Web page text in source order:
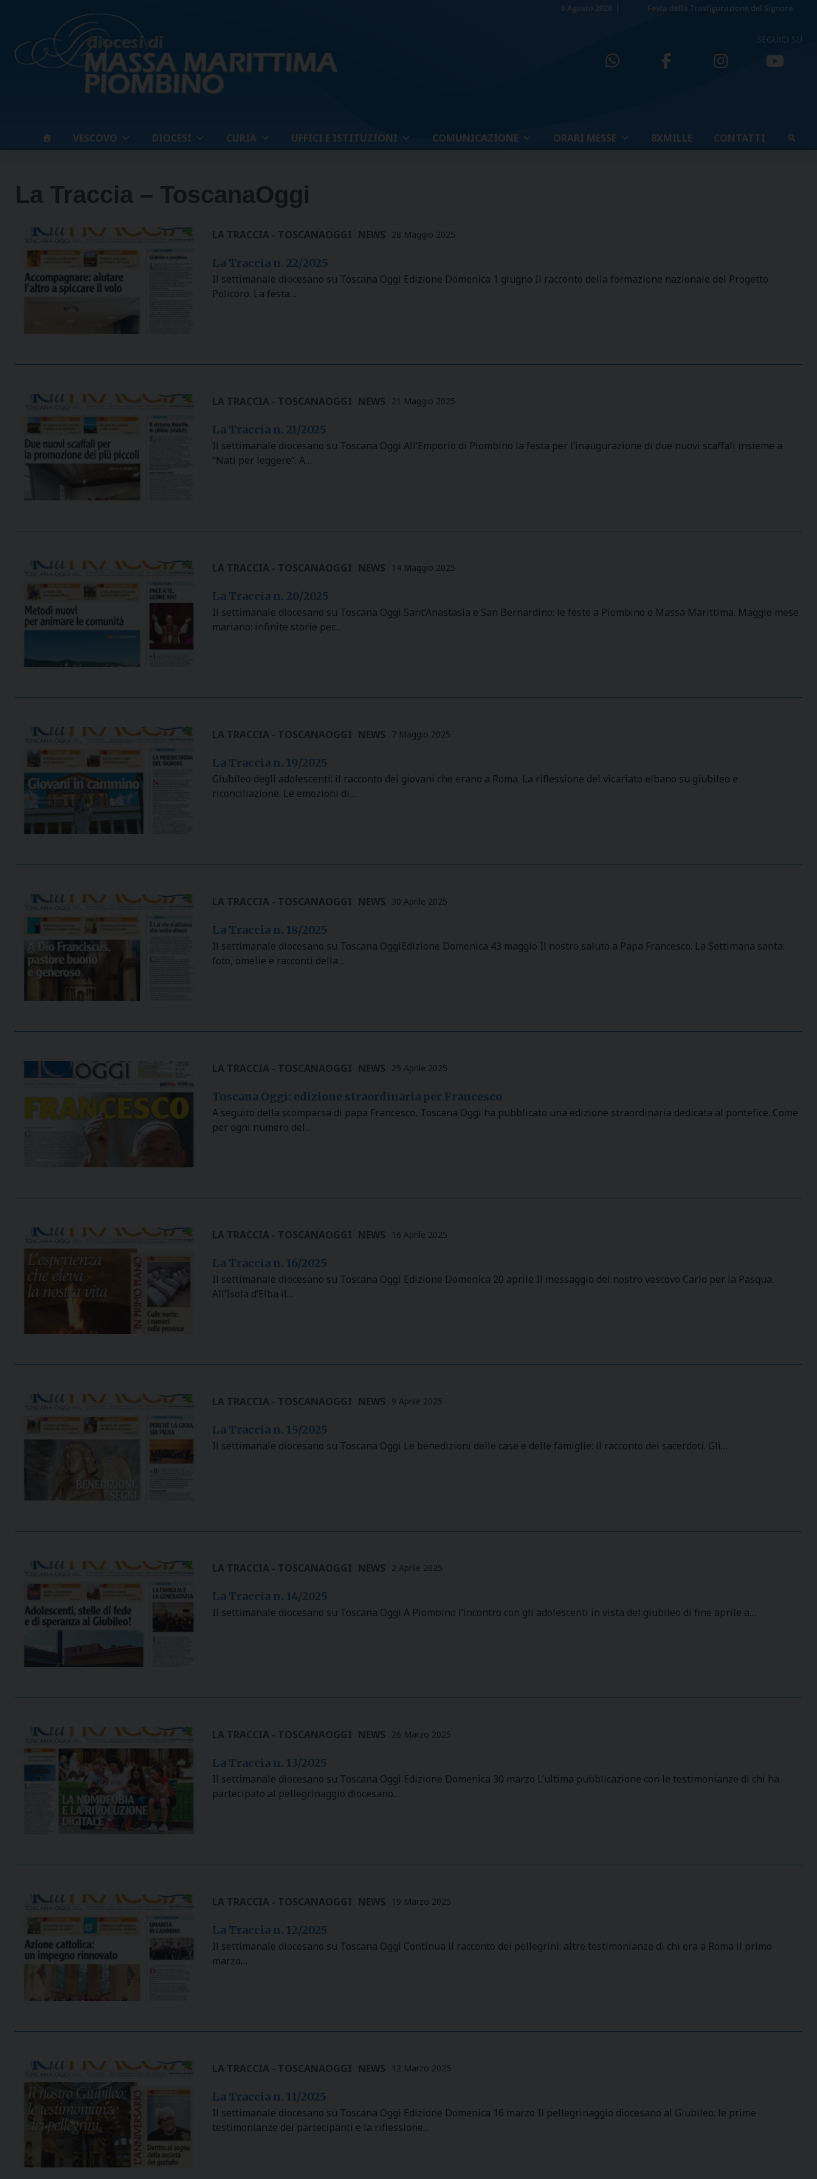
6 Agosto 2026 Festa della Trasfigurazione del Signore
SEGUICI SU
VESCOVO DIOCESI CURIA UFFICI E ISTITUZIONI COMUNICAZIONE ORARI MESSE 8XMILLE CONTATTI
La Traccia – ToscanaOggi
LA TRACCIA - TOSCANAOGGI NEWS 28 Maggio 2025
La Traccia n. 22/2025
Il settimanale diocesano su Toscana Oggi Edizione Domenica 1 giugno Il racconto della formazione nazionale del Progetto
Policoro. La festa…
LA TRACCIA - TOSCANAOGGI NEWS 21 Maggio 2025
La Traccia n. 21/2025
Il settimanale diocesano su Toscana Oggi All’Emporio di Piombino la festa per l’inaugurazione di due nuovi scaffali insieme a
“Nati per leggere”. A…
LA TRACCIA - TOSCANAOGGI NEWS 14 Maggio 2025
La Traccia n. 20/2025
Il settimanale diocesano su Toscana Oggi Sant’Anastasia e San Bernardino: le feste a Piombino e Massa Marittima. Maggio mese
mariano: infinite storie per…
LA TRACCIA - TOSCANAOGGI NEWS 7 Maggio 2025
La Traccia n. 19/2025
Giubileo degli adolescenti: il racconto dei giovani che erano a Roma. La riflessione del vicariato elbano su giubileo e
riconciliazione. Le emozioni di…
LA TRACCIA - TOSCANAOGGI NEWS 30 Aprile 2025
La Traccia n. 18/2025
Il settimanale diocesano su Toscana OggiEdizione Domenica 43 maggio Il nostro saluto a Papa Francesco. La Settimana santa:
foto, omelie e racconti della…
LA TRACCIA - TOSCANAOGGI NEWS 25 Aprile 2025
Toscana Oggi: edizione straordinaria per Francesco
A seguito della scomparsa di papa Francesco, Toscana Oggi ha pubblicato una edizione straordinaria dedicata al pontefice. Come
per ogni numero del…
LA TRACCIA - TOSCANAOGGI NEWS 16 Aprile 2025
La Traccia n. 16/2025
Il settimanale diocesano su Toscana Oggi Edizione Domenica 20 aprile Il messaggio del nostro vescovo Carlo per la Pasqua.
All’Isola d’Elba il…
LA TRACCIA - TOSCANAOGGI NEWS 9 Aprile 2025
La Traccia n. 15/2025
Il settimanale diocesano su Toscana Oggi Le benedizioni delle case e delle famiglie: il racconto dei sacerdoti. Gli…
LA TRACCIA - TOSCANAOGGI NEWS 2 Aprile 2025
La Traccia n. 14/2025
Il settimanale diocesano su Toscana Oggi A Piombino l’incontro con gli adolescenti in vista del giubileo di fine aprile a…
LA TRACCIA - TOSCANAOGGI NEWS 26 Marzo 2025
La Traccia n. 13/2025
Il settimanale diocesano su Toscana Oggi Edizione Domenica 30 marzo L’ultima pubblicazione con le testimonianze di chi ha
partecipato al pellegrinaggio diocesano…
LA TRACCIA - TOSCANAOGGI NEWS 19 Marzo 2025
La Traccia n. 12/2025
Il settimanale diocesano su Toscana Oggi Continua il racconto dei pellegrini: altre testimonianze di chi era a Roma il primo
marzo…
LA TRACCIA - TOSCANAOGGI NEWS 12 Marzo 2025
La Traccia n. 11/2025
Il settimanale diocesano su Toscana Oggi Edizione Domenica 16 marzo Il pellegrinaggio diocesano al Giubileo: le prime
testimonianze dei partecipanti e la riflessione…